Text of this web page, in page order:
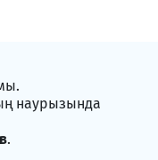
наурызында
.